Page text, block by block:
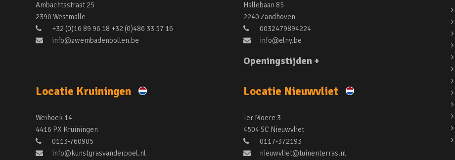
Ambachtsstraat 25
2390 Westmalle
+32 (0)16 89 96 18 +32 (0)486 33 57 16
info@zwembadenbollen.be
Hallebaan 85
2240 Zandhoven
0032479894224
info@elny.be
Openingstijden +
Locatie Kruiningen
Weihoek 14
4416 PX Kruiningen
0113-760905
info@kunstgrasvanderpoel.nl
Locatie Nieuwvliet
Ter Moere 3
4504 SC Nieuwvliet
0117-372193
nieuwvliet@tuinenterras.nl